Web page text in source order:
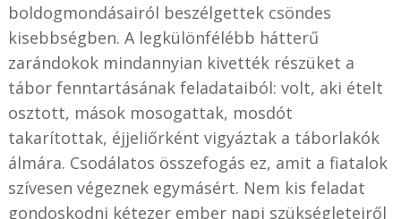
boldogmondásairól beszélgettek csöndes
kisebbségben. A legkülönfélébb hátterű
zarándokok mindannyian kivették részüket a
tábor fenntartásának feladataiból: volt, aki ételt
osztott, mások mosogattak, mosdót
takarítottak, éjjeliőrként vigyáztak a táborlakók
álmára. Csodálatos összefogás ez, amit a fiatalok
szívesen végeznek egymásért. Nem kis feladat
gondoskodni kétezer ember napi szükségleteiről